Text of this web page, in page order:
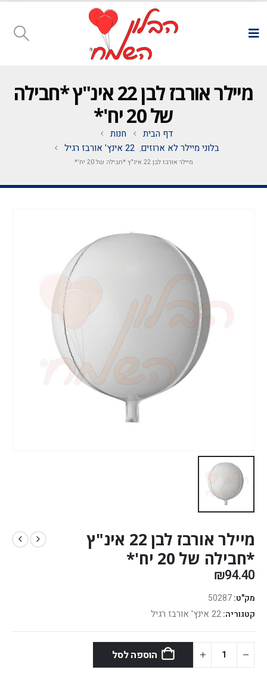
מיילר אורבז לבן 22 אינ"ץ *חבילה
של 20 יח'*
דף הבית
חנות
בלוני מיילר לא ארוזים, 22 אינץ' אורבז רגיל
מיילר אורבז לבן 22 אינ"ץ *חבילה של 20 יח'*
מיילר אורבז לבן 22 אינ"ץ
*חבילה של 20 יח'*
₪94.40
מק"ט: 50287
קטגוריה: 22 אינץ' אורבז רגיל
הוספה לסל